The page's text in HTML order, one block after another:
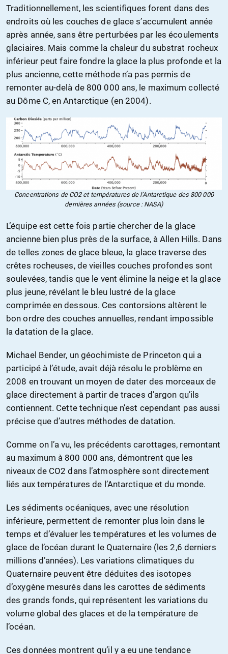
Traditionnellement, les scientifiques forent dans des
endroits où les couches de glace s’accumulent année
après année, sans être perturbées par les écoulements
glaciaires. Mais comme la chaleur du substrat rocheux
inférieur peut faire fondre la glace la plus profonde et la
plus ancienne, cette méthode n’a pas permis de
remonter au-delà de 800 000 ans, le maximum collecté
au Dôme C, en Antarctique (en 2004).
Concentrations de CO2 et températures de l’Antarctique des 800 000
dernières années (source : NASA)
L’équipe est cette fois partie chercher de la glace
ancienne bien plus près de la surface, à Allen Hills. Dans
de telles zones de glace bleue, la glace traverse des
crêtes rocheuses, de vieilles couches profondes sont
soulevées, tandis que le vent élimine la neige et la glace
plus jeune, révélant le bleu lustré de la glace
comprimée en dessous. Ces contorsions altèrent le
bon ordre des couches annuelles, rendant impossible
la datation de la glace.
Michael Bender, un géochimiste de Princeton qui a
participé à l’étude, avait déjà résolu le problème en
2008 en trouvant un moyen de dater des morceaux de
glace directement à partir de traces d’argon qu’ils
contiennent. Cette technique n’est cependant pas aussi
précise que d’autres méthodes de datation.
Comme on l’a vu, les précédents carottages, remontant
au maximum à 800 000 ans, démontrent que les
niveaux de CO2 dans l’atmosphère sont directement
liés aux températures de l’Antarctique et du monde.
Les sédiments océaniques, avec une résolution
inférieure, permettent de remonter plus loin dans le
temps et d’évaluer les températures et les volumes de
glace de l’océan durant le Quaternaire (les 2,6 derniers
millions d’années). Les variations climatiques du
Quaternaire peuvent être déduites des isotopes
d’oxygène mesurés dans les carottes de sédiments
des grands fonds, qui représentent les variations du
volume global des glaces et de la température de
l’océan.
Ces données montrent qu’il y a eu une tendance